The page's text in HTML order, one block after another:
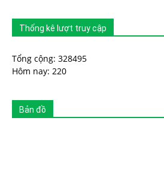
Thống kê lượt truy cập
Tổng cộng: 328495
Hôm nay: 220
Bản đồ